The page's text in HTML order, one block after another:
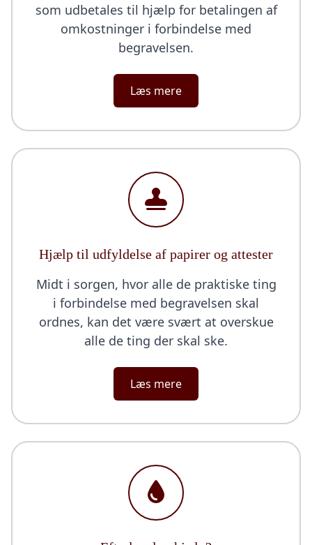
som udbetales til hjælp for betalingen af
omkostninger i forbindelse med
begravelsen.
Læs mere
Hjælp til udfyldelse af papirer og attester
Midt i sorgen, hvor alle de praktiske ting
i forbindelse med begravelsen skal
ordnes, kan det være svært at overskue
alle de ting der skal ske.
Læs mere